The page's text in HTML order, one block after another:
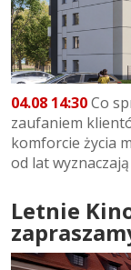
04.08 14:30Co
zaufaniem
komforcie życia
od lat
Letnie